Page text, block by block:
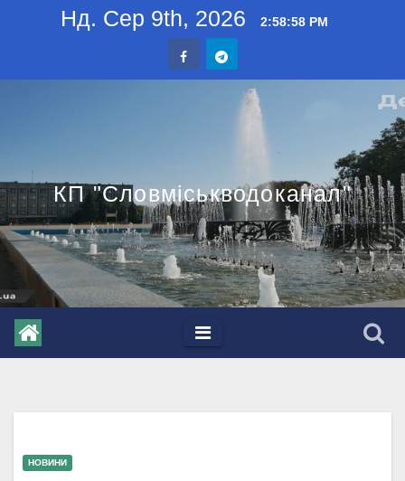
Нд. Сер 9th, 2026 2:58:59 PM
КП "Словміськводоканал"
НОВИНИ